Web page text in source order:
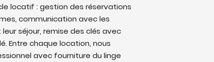
locatif : gestion des réservations
communication avec les
séjour, remise des clés avec
Entre chaque location, nous
avec fourniture du linge